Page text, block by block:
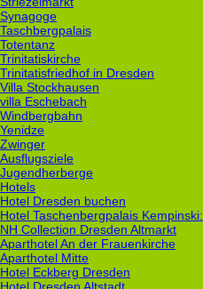
Synagoge
Taschbergpalais
Totentanz
Trinitatiskirche
Trinitatisfriedhof in Dresden
Villa Stockhausen
villa Eschebach
Windbergbahn
Yenidze
Zwinger
Ausflugsziele
Jugendherberge
Hotels
Hotel Dresden buchen
Hotel Taschenbergpalais Kempinski:
NH Collection Dresden Altmarkt
Aparthotel An der Frauenkirche
Aparthotel Mitte
Hotel Eckberg Dresden